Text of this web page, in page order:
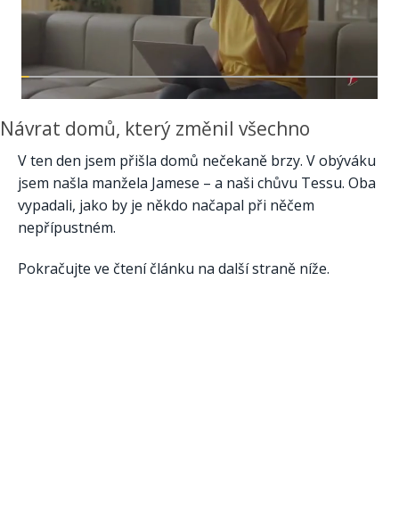
Návrat domů, který změnil všechno
V ten den jsem přišla domů nečekaně brzy. V obýváku
jsem našla manžela Jamese – a naši chůvu Tessu. Oba
vypadali, jako by je někdo načapal při něčem
nepřípustném.
Pokračujte ve čtení článku na další straně níže.